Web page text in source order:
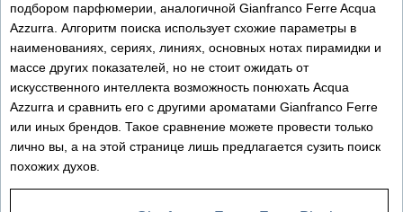
подбором парфюмерии, аналогичной Gianfranco Ferre Acqua
Azzurra. Алгоритм поиска использует схожие параметры в
наименованиях, сериях, линиях, основных нотах пирамидки и
массе других показателей, но не стоит ожидать от
искусственного интеллекта возможность понюхать Acqua
Azzurra и сравнить его с другими ароматами Gianfranco Ferre
или иных брендов. Такое сравнение можете провести только
лично вы, а на этой странице лишь предлагается сузить поиск
похожих духов.